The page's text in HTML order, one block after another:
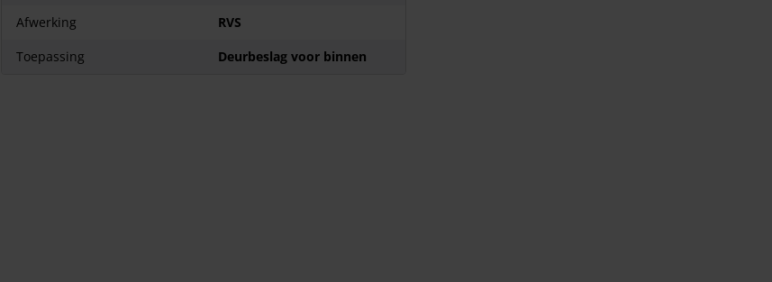
Afwerking
RVS
Toepassing
Deurbeslag voor binnen